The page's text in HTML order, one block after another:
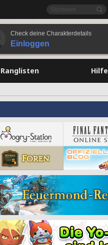
Check deine Charakterdetails
Einloggen
Ranglisten Hilfe